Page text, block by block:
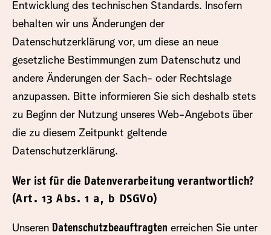
Entwicklung des technischen Standards. Insofern
behalten wir uns Änderungen der
Datenschutzerklärung vor, um diese an neue
gesetzliche Bestimmungen zum Datenschutz und
andere Änderungen der Sach- oder Rechtslage
anzupassen. Bitte informieren Sie sich deshalb stets
zu Beginn der Nutzung unseres Web-Angebots über
die zu diesem Zeitpunkt geltende
Datenschutzerklärung.
Wer ist für die Datenverarbeitung verantwortlich?
(Art. 13 Abs. 1 a, b DSGV0)
Unseren Datenschutzbeauftragten erreichen Sie unter